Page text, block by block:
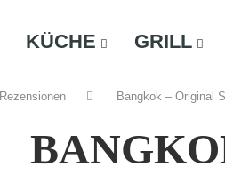
KÜCHE GRILL
Rezensionen Bangkok – Original